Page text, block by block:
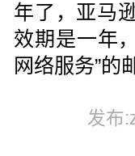
年了，亚马
效期是一年
网络服务”的
发布